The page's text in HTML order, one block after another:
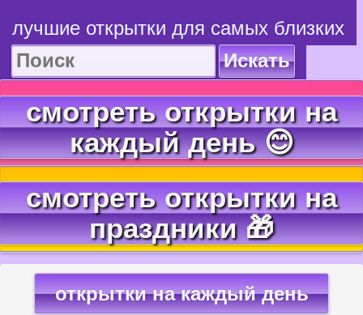
лучшие открытки для самых близких
Искать
смотреть открытки на
каждый день 😊
смотреть открытки на
праздники 🎁
открытки на каждый день